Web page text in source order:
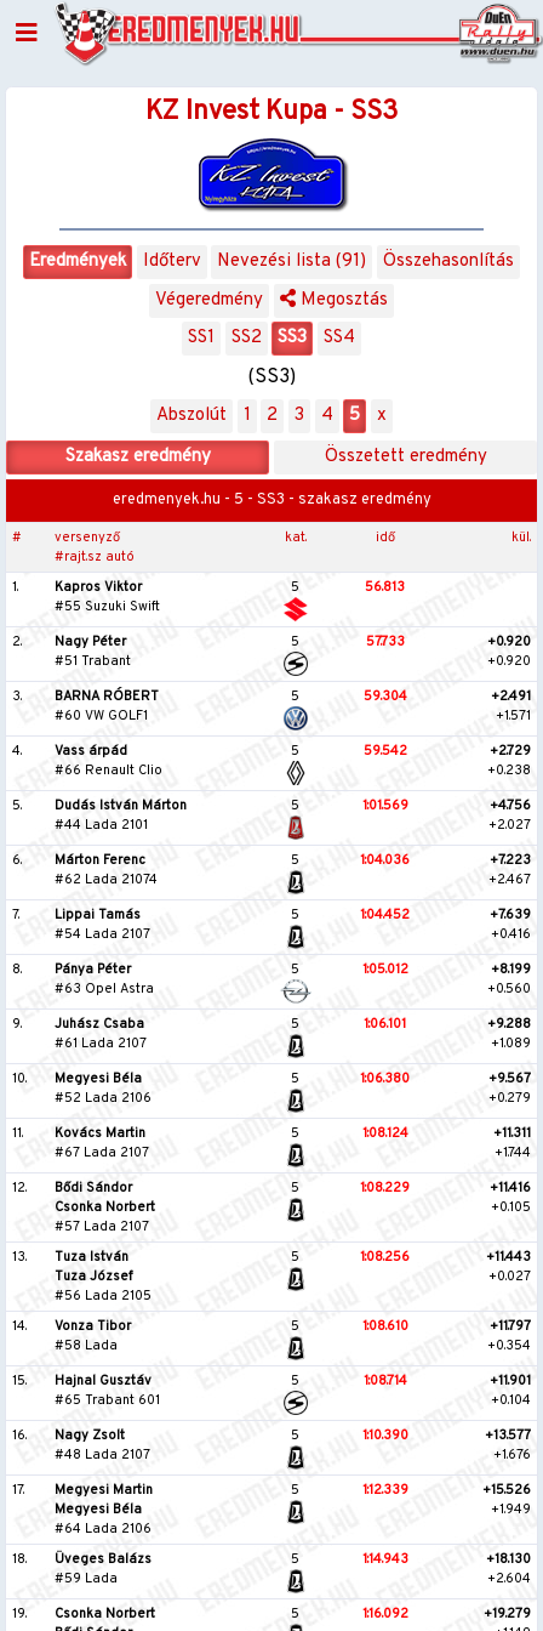
KZ Invest Kupa - SS3
Eredmények Időterv Nevezési lista (91)
Összehasonlítás
Végeredmény
Megosztás
SS1
SS2 SS3 SS4
(SS3)
Abszolút 1 2 3 4 5
x
Szakasz eredmény
Összetett eredmény
eredmenyek.hu - 5 - SS3 - szakasz eredmény
#
versenyző
#rajt.sz autó
kat. idő kül.
1.
Kapros Viktor
#55 Suzuki Swift
5 56.813
2.
Nagy Péter
#51 Trabant
5 57.733
+0.920
+0.920
3.
BARNA RÓBERT
#60 VW GOLF1
5 59.304
+2.491
+1.571
4.
Vass árpád
#66 Renault Clio
5 59.542
+2.729
+0.238
5.
Dudás István Márton
#44 Lada 2101
5 1:01.569
+4.756
+2.027
6.
Márton Ferenc
#62 Lada 21074
5 1:04.036
+7.223
+2.467
7.
Lippai Tamás
#54 Lada 2107
5 1:04.452
+7.639
+0.416
8.
Pánya Péter
#63 Opel Astra
5 1:05.012
+8.199
+0.560
9.
Juhász Csaba
#61 Lada 2107
5 1:06.101
+9.288
+1.089
10.
Megyesi Béla
#52 Lada 2106
5 1:06.380
+9.567
+0.279
11.
Kovács Martin
#67 Lada 2107
5 1:08.124
+11.311
+1.744
12.
Bődi Sándor
Csonka Norbert
#57 Lada 2107
5 1:08.229
+11.416
+0.105
13.
Tuza István
Tuza József
#56 Lada 2105
5 1:08.256
+11.443
+0.027
14.
Vonza Tibor
#58 Lada
5 1:08.610
+11.797
+0.354
15.
Hajnal Gusztáv
#65 Trabant 601
5 1:08.714
+11.901
+0.104
16.
Nagy Zsolt
#48 Lada 2107
5 1:10.390
+13.577
+1.676
17.
Megyesi Martin
Megyesi Béla
#64 Lada 2106
5 1:12.339
+15.526
+1.949
18.
Üveges Balázs
#59 Lada
5 1:14.943
+18.130
+2.604
19.
Csonka Norbert
5 1:16.092
+19.279